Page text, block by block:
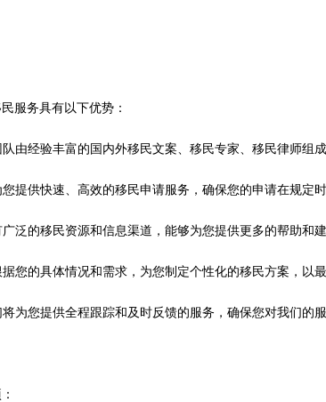
服务具有以下优势：
由经验丰富的国内外移民文案、移民专家、移民律师组
提供快速、高效的移民申请服务，确保您的申请在规定时
泛的移民资源和信息渠道，能够为您提供更多的帮助和建
您的具体情况和需求，为您制定个性化的移民方案，以
为您提供全程跟踪和及时反馈的服务，确保您对我们的服